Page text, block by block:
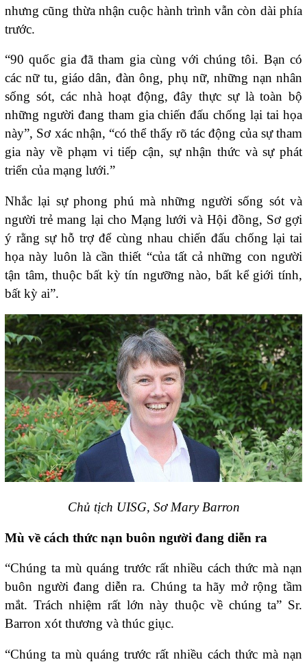
nhưng cũng thừa nhận cuộc hành trình vẫn còn dài phía
trước.
“90 quốc gia đã tham gia cùng với chúng tôi. Bạn có
các nữ tu, giáo dân, đàn ông, phụ nữ, những nạn nhân
sống sót, các nhà hoạt động, đây thực sự là toàn bộ
những người đang tham gia chiến đấu chống lại tai họa
này”, Sơ xác nhận, “có thể thấy rõ tác động của sự tham
gia này về phạm vi tiếp cận, sự nhận thức và sự phát
triển của mạng lưới.”
Nhắc lại sự phong phú mà những người sống sót và
người trẻ mang lại cho Mạng lưới và Hội đồng, Sơ gợi
ý rằng sự hỗ trợ để cùng nhau chiến đấu chống lại tai
họa này luôn là cần thiết “của tất cả những con người
tận tâm, thuộc bất kỳ tín ngưỡng nào, bất kể giới tính,
bất kỳ ai”.
Chủ tịch UISG, Sơ Mary Barron
Mù về cách thức nạn buôn người đang diễn ra
“Chúng ta mù quáng trước rất nhiều cách thức mà nạn
buôn người đang diễn ra. Chúng ta hãy mở rộng tầm
mắt. Trách nhiệm rất lớn này thuộc về chúng ta” Sr.
Barron xót thương và thúc giục.
“Chúng ta mù quáng trước rất nhiều cách thức mà nạn